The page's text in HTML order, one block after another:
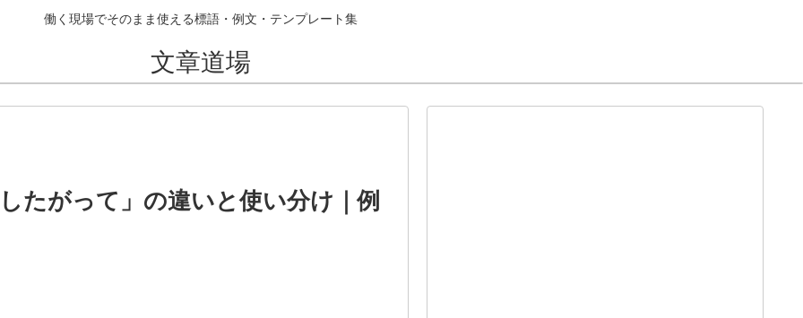
働く現場でそのまま使える標語・例文・テンプレート集
文章道場
たがって」の違いと使い分け｜例